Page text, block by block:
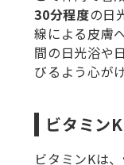
30分程度の日
線による皮膚
間の日光浴や
びるよう心が
ビタミン
ビタミンKは